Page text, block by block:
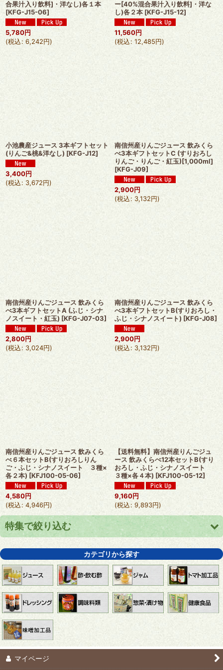
合果汁入り飲料]・洋なし)各１本
[KFG-J15-06]
5,780円
(税込: 6,242円)
ー[40%混合果汁入り飲料]・洋な
し)各２本 [KFG-J15-12]
11,560円
(税込: 12,485円)
小池農産ジュース 3本ギフトセット
(りんご&桃&洋なし) [KFG-J12]
3,400円
(税込: 3,672円)
南信州産りんごジュース 飲みくら
べ3本ギフトセットC (すりおろし
りんご・りんご・紅玉)[1,000ml]
[KFG-J09]
2,900円
(税込: 3,132円)
南信州産りんごジュース 飲みくら
べ3本ギフトセットA (ふじ・シナ
ノスイート・紅玉) [KFG-J07-03]
2,800円
(税込: 3,024円)
南信州産りんごジュース 飲みくら
べ3本ギフトセットB(すりおろし・
ふじ・シナノスイート) [KFG-J08]
2,900円
(税込: 3,132円)
南信州産りんごジュース 飲みくら
べ６本セットB(すりおろしりん
ご・ふじ・シナノスイート ３種×
各２本) [KFJ100-05-06]
4,580円
(税込: 4,946円)
【送料無料】南信州産りんごジュ
ース 飲みくらべ12本セットB(すり
おろし・ふじ・シナノスイート
３種×各４本) [KFJ100-05-12]
9,160円
(税込: 9,893円)
特集で絞り込む
【送料無料】１箱まとめ買いで送料無料
心打たれ(こころうたれ)
ラー油にんにく
【送料込み】お試しセット
おすすめギフトセット
カテゴリから探す
マイページ